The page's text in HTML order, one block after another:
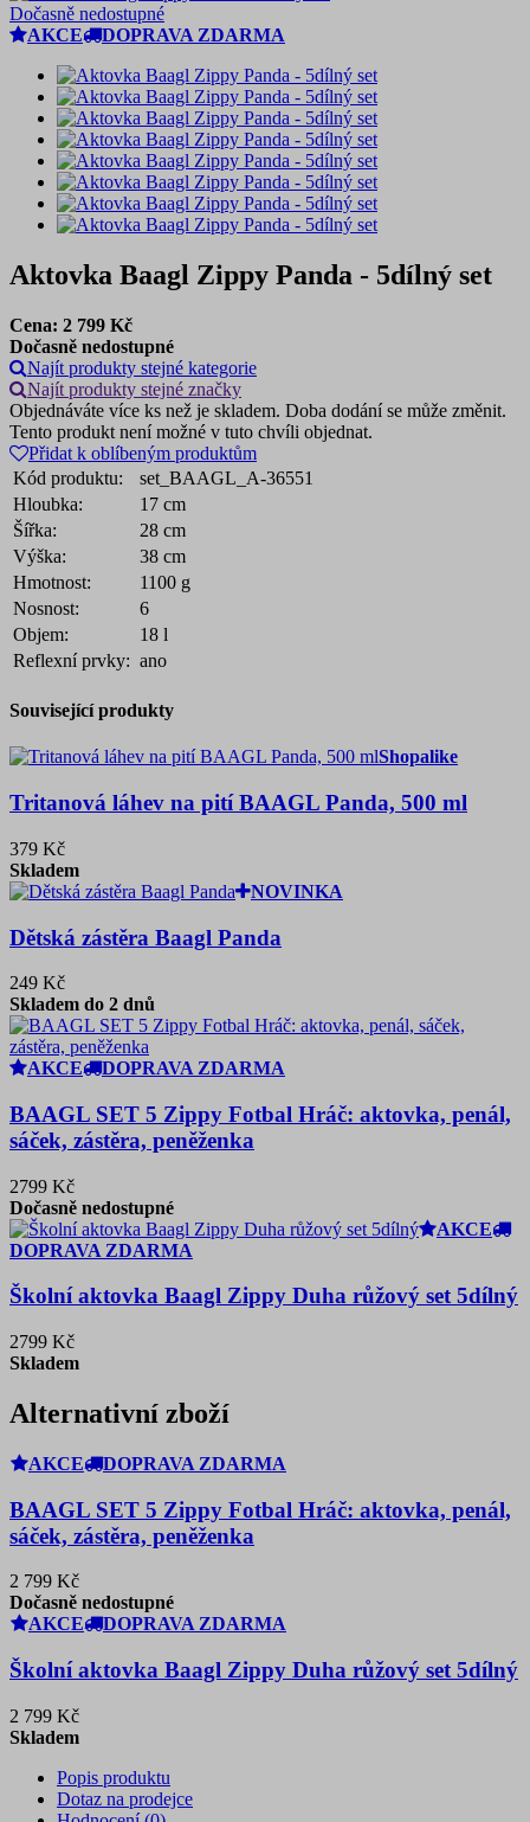
Dočasně nedostupné
AKCE
DOPRAVA ZDARMA
Aktovka Baagl Zippy Panda - 5dílný set
Cena: 2 799 Kč
Dočasně nedostupné
Najít produkty stejné kategorie
Najít produkty stejné značky
Objednáváte více ks než je skladem. Doba dodání se může změnit.
Tento produkt není možné v tuto chvíli objednat.
Přidat k oblíbeným produktům
Kód produktu:
set_BAAGL_A-36551
Hloubka:
17 cm
Šířka:
28 cm
Výška:
38 cm
Hmotnost:
1100 g
Nosnost:
6
Objem:
18 l
Reflexní prvky: ano
Související produkty
Shopalike
Tritanová láhev na pití BAAGL Panda, 500 ml
379 Kč
Skladem
NOVINKA
Dětská zástěra Baagl Panda
249 Kč
Skladem do 2 dnů
AKCE DOPRAVA ZDARMA
BAAGL SET 5 Zippy Fotbal Hráč: aktovka, penál,
sáček, zástěra, peněženka
2799 Kč
Dočasně nedostupné
AKCE
DOPRAVA ZDARMA
Školní aktovka Baagl Zippy Duha růžový set 5dílný
2799 Kč
Skladem
Alternativní zboží
AKCE DOPRAVA ZDARMA
BAAGL SET 5 Zippy Fotbal Hráč: aktovka, penál,
sáček, zástěra, peněženka
2 799 Kč
Dočasně nedostupné
AKCE
DOPRAVA ZDARMA
Školní aktovka Baagl Zippy Duha růžový set 5dílný
2 799 Kč
Skladem
Popis produktu
Dotaz na prodejce